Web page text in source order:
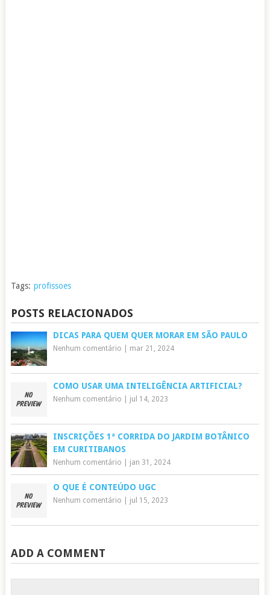
Tags: profissoes
POSTS RELACIONADOS
DICAS PARA QUEM QUER MORAR EM SÃO PAULO
Nenhum comentário mar 21, 2024
COMO USAR UMA INTELIGÊNCIA ARTIFICIAL?
Nenhum comentário jul 14, 2023
INSCRIÇÕES 1ª CORRIDA DO JARDIM BOTÂNICO
EM CURITIBANOS
Nenhum comentário jan 31, 2024
O QUE É CONTEÚDO UGC
Nenhum comentário jul 15, 2023
ADD A COMMENT